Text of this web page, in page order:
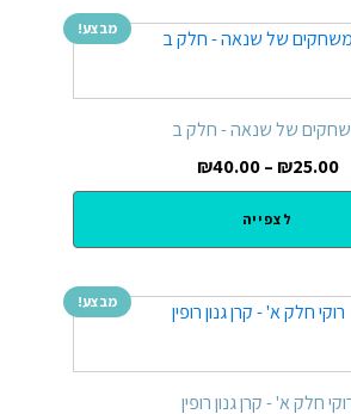
מבצע!
של שנאה - חלק ב
₪25.00
–
₪40.00
לצפייה
מבצע!
חלק א' - קרן גנון רופין